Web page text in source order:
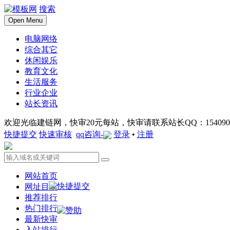
搜索
Open Menu
电脑网络
综合其它
休闲娱乐
教育文化
生活服务
行业企业
站长资讯
欢迎光临建链网，快审20元每站，快审请联系站长QQ：
快捷提交 快速审核 qq咨询- 登录 • 注册
网站首页
网址目录
推荐排行
热门排行
最新快审